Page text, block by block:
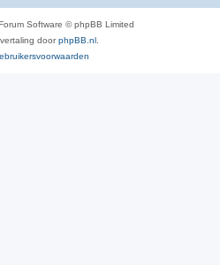
Software © phpBB Limited
doorphpBB.nl